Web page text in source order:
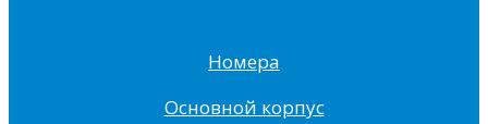
Номера
Основной корпус